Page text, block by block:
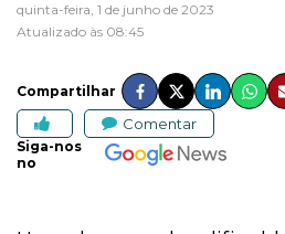
quinta-feira, 1 de junho de 2023
Atualizado às 08:45
Compartilhar
Comentar
Siga-nos
no